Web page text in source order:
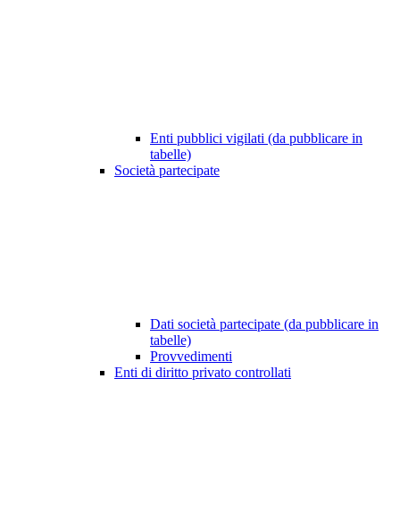
Enti pubblici vigilati (da pubblicare in
tabelle)
Società partecipate
Dati società partecipate (da pubblicare in
tabelle)
Provvedimenti
Enti di diritto privato controllati